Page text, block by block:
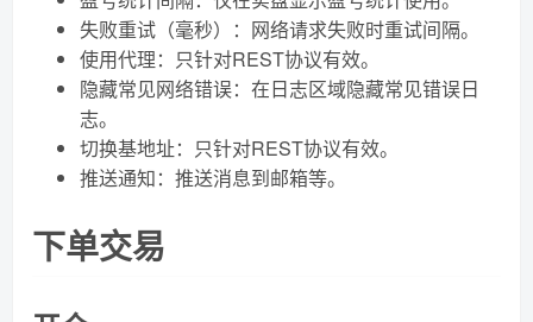
失败重试（毫秒）：网络请求失败时重试间隔。
使用代理：只针对REST协议有效。
隐藏常见网络错误：在日志区域隐藏常见错误日
志。
切换基地址：只针对REST协议有效。
推送通知：推送消息到邮箱等。
下单交易